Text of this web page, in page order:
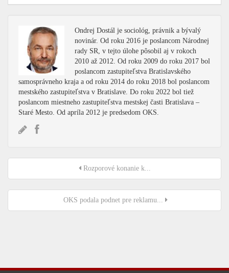
Ondrej Dostál je sociológ, právnik a bývalý
novinár. Od roku 2016 je poslancom Národnej
rady SR, v tejto úlohe pôsobil aj v rokoch
2010 až 2012. Od roku 2009 do roku 2017 bol
poslancom zastupiteľstva Bratislavského
samosprávneho kraja a od roku 2014 do roku 2018 bol poslancom
mestského zastupiteľstva v Bratislave. Do roku 2022 bol tiež
poslancom miestneho zastupiteľstva mestskej časti Bratislava –
Staré Mesto. Od apríla 2012 je predsedom OKS.
Rozporové konanie k...
OKS podala podnet pre reklamu...